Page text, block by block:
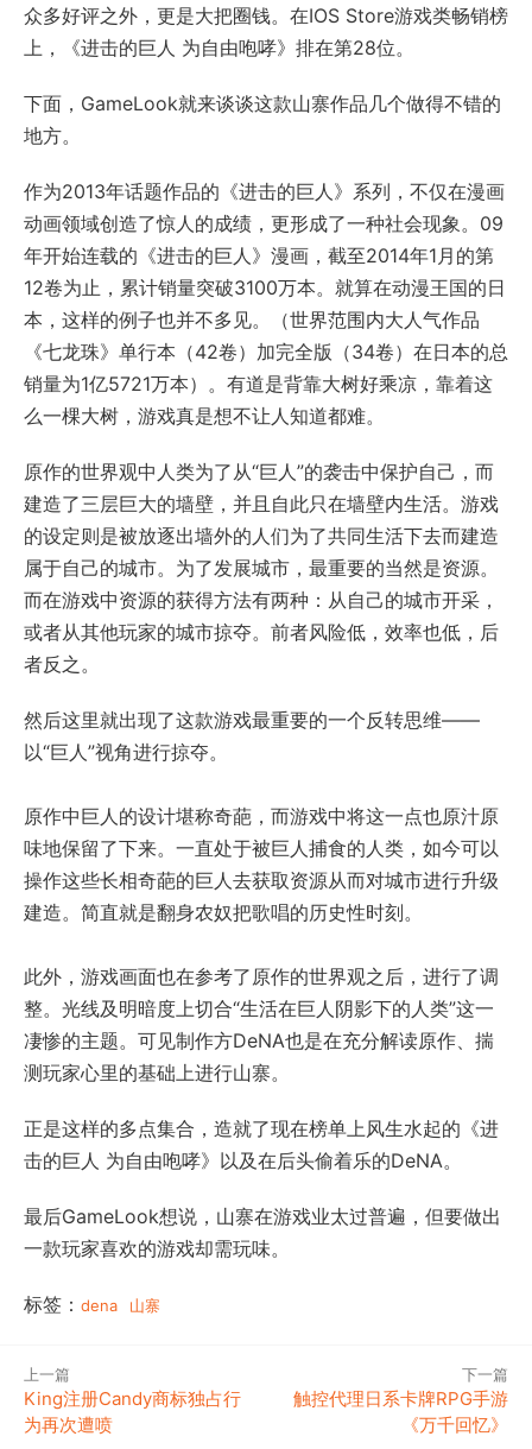
众多好评之外，更是大把圈钱。在IOS Store游戏类畅销榜
上，《进击的巨人 为自由咆哮》排在第28位。
下面，GameLook就来谈谈这款山寨作品几个做得不错的
地方。
作为2013年话题作品的《进击的巨人》系列，不仅在漫画
动画领域创造了惊人的成绩，更形成了一种社会现象。09
年开始连载的《进击的巨人》漫画，截至2014年1月的第
12卷为止，累计销量突破3100万本。就算在动漫王国的日
本，这样的例子也并不多见。（世界范围内大人气作品
《七龙珠》单行本（42卷）加完全版（34卷）在日本的总
销量为1亿5721万本）。有道是背靠大树好乘凉，靠着这
么一棵大树，游戏真是想不让人知道都难。
原作的世界观中人类为了从“巨人”的袭击中保护自己，而
建造了三层巨大的墙壁，并且自此只在墙壁内生活。游戏
的设定则是被放逐出墙外的人们为了共同生活下去而建造
属于自己的城市。为了发展城市，最重要的当然是资源。
而在游戏中资源的获得方法有两种：从自己的城市开采，
或者从其他玩家的城市掠夺。前者风险低，效率也低，后
者反之。
然后这里就出现了这款游戏最重要的一个反转思维——
以“巨人”视角进行掠夺。
原作中巨人的设计堪称奇葩，而游戏中将这一点也原汁原
味地保留了下来。一直处于被巨人捕食的人类，如今可以
操作这些长相奇葩的巨人去获取资源从而对城市进行升级
建造。简直就是翻身农奴把歌唱的历史性时刻。
此外，游戏画面也在参考了原作的世界观之后，进行了调
整。光线及明暗度上切合“生活在巨人阴影下的人类”这一
凄惨的主题。可见制作方DeNA也是在充分解读原作、揣
测玩家心里的基础上进行山寨。
正是这样的多点集合，造就了现在榜单上风生水起的《进
击的巨人 为自由咆哮》以及在后头偷着乐的DeNA。
最后GameLook想说，山寨在游戏业太过普遍，但要做出
一款玩家喜欢的游戏却需玩味。
标签： dena 山寨
上一篇
King注册Candy商标独占行
为再次遭喷
下一篇
触控代理日系卡牌RPG手游
《万千回忆》